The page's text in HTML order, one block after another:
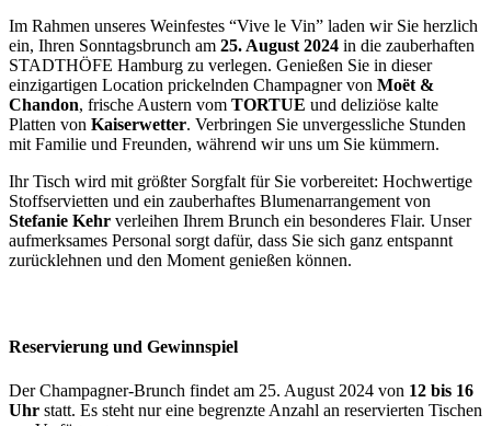
Im Rahmen unseres Weinfestes “Vive le Vin” laden wir Sie herzlich
ein, Ihren Sonntagsbrunch am 25. August 2024 in die zauberhaften
STADTHÖFE Hamburg zu verlegen. Genießen Sie in dieser
einzigartigen Location prickelnden Champagner von Moët &
Chandon, frische Austern vom TORTUE und deliziöse kalte
Platten von Kaiserwetter. Verbringen Sie unvergessliche Stunden
mit Familie und Freunden, während wir uns um Sie kümmern.
Ihr Tisch wird mit größter Sorgfalt für Sie vorbereitet: Hochwertige
Stoffservietten und ein zauberhaftes Blumenarrangement von
Stefanie Kehr verleihen Ihrem Brunch ein besonderes Flair. Unser
aufmerksames Personal sorgt dafür, dass Sie sich ganz entspannt
zurücklehnen und den Moment genießen können.
Reservierung und Gewinnspiel
Der Champagner-Brunch findet am 25. August 2024 von 12 bis 16
Uhr statt. Es steht nur eine begrenzte Anzahl an reservierten Tischen